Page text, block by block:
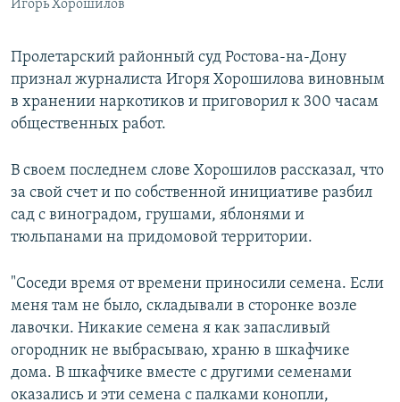
Все сайты РСЕ/РС
Игорь Хорошилов
Пролетарский районный суд Ростова-на-Дону
признал журналиста Игоря Хорошилова виновным
в хранении наркотиков и приговорил к 300 часам
общественных работ.
В своем последнем слове Хорошилов рассказал, что
за свой счет и по собственной инициативе разбил
сад с виноградом, грушами, яблонями и
тюльпанами на придомовой территории.
"Соседи время от времени приносили семена. Если
меня там не было, складывали в сторонке возле
лавочки. Никакие семена я как запасливый
огородник не выбрасываю, храню в шкафчике
дома. В шкафчике вместе с другими семенами
оказались и эти семена с палками конопли,